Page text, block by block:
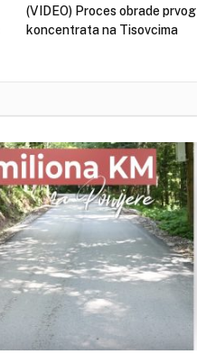
(VIDEO) Proces obrade prvog
koncentrata na Tisovcima